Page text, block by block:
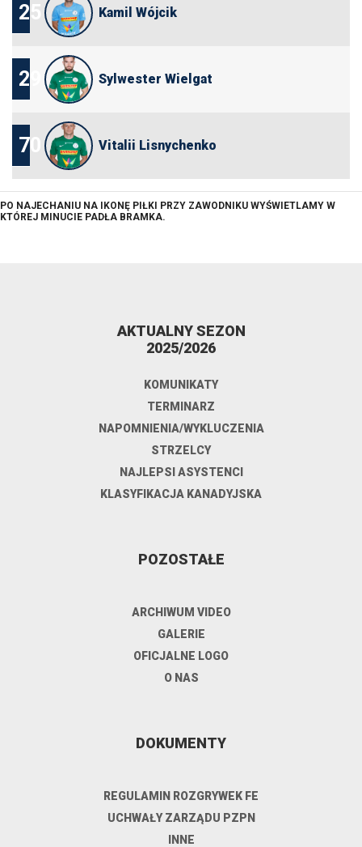
25 Kamil Wójcik
29 Sylwester Wielgat
70 Vitalii Lisnychenko
PO NAJECHANIU NA IKONĘ PIŁKI PRZY ZAWODNIKU WYŚWIETLAMY W
KTÓREJ MINUCIE PADŁA BRAMKA.
AKTUALNY SEZON
2025/2026
KOMUNIKATY
TERMINARZ
NAPOMNIENIA/WYKLUCZENIA
STRZELCY
NAJLEPSI ASYSTENCI
KLASYFIKACJA KANADYJSKA
POZOSTAŁE
ARCHIWUM VIDEO
GALERIE
OFICJALNE LOGO
O NAS
DOKUMENTY
REGULAMIN ROZGRYWEK FE
UCHWAŁY ZARZĄDU PZPN
INNE